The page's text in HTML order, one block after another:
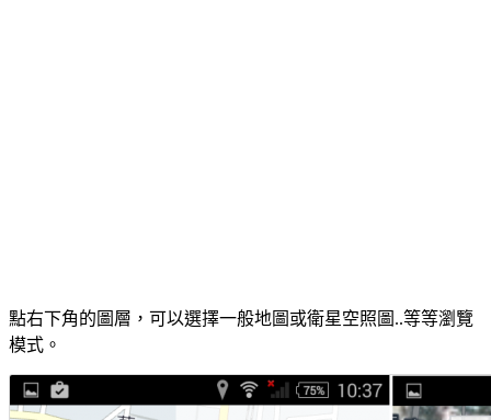
點右下角的圖層，可以選擇一般地圖或衛星空照圖..等等瀏覽
模式。